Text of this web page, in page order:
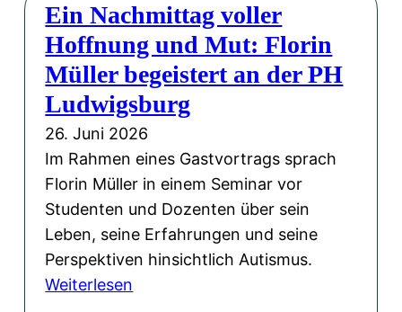
n
e
r
S
a
c
h
e
:
U
n
s
Ein Nachmittag voller
Hoffnung und Mut: Florin
Müller begeistert an der PH
Ludwigsburg
26. Juni 2026
Im Rahmen eines Gastvortrags sprach
Florin Müller in einem Seminar vor
Studenten und Dozenten über sein
Leben, seine Erfahrungen und seine
Perspektiven hinsichtlich Autismus.
Weiterlesen